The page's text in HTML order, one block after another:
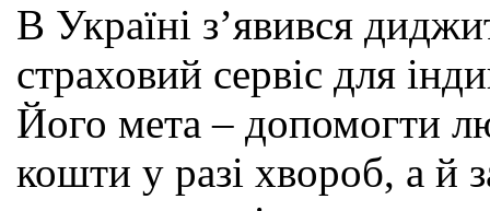
В Україні зʼявився
страховий сервіс для
Його мета – допомогти
кошти у разі хвороб, а й